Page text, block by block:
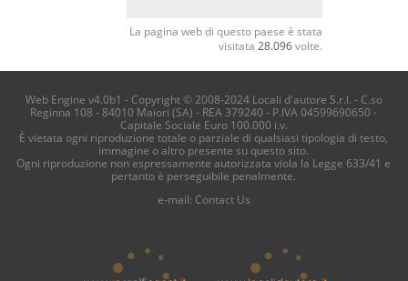
La pagina web di questo paese è stata
visitata 28.096volte.
Web Engine v4.0b1 - Copyright © 2008-2024 Locali d'autore S.r.l. - C.so
Reginna 108 - 84010 Maiori (SA) - REA 379240 - P.IVA 04599690650 -
Capitale Sociale Euro 100.000 i.v.
È vietata ogni riproduzione totale o parziale di qualsiasi tipologia di testo,
immagine o altro presente su questo sito.
Ogni riproduzione non espressamente autorizzata viola la Legge 633/41 e
pertanto è perseguibile penalmente.
e-mail: Contact Us